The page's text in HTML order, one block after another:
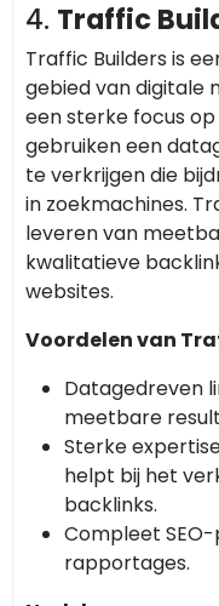
4. Traffic
Traffic Builders is
gebied van digitale
een sterke focus op
gebruiken een
te verkrijgen die
in zoekmachines.
leveren van
kwalitatieve
websites.
Voordelen van
Datagedreven
meetbare
Sterke
helpt bij het
backlinks.
Compleet
rapportages.